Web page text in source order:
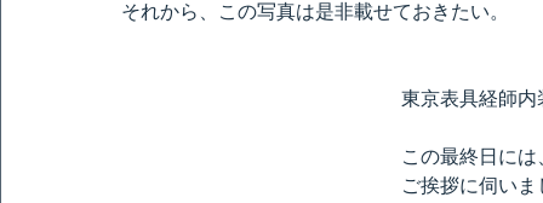
それから、この写真は是非載せておきたい。
東京表具経師
この最終日に
ご挨拶に伺いま